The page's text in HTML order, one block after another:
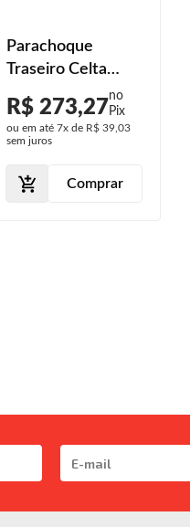
Parachoque
Traseiro Celta
2007 2008 2009
2010 2011 2012
2013 2014 2015
R$ 273,27
ou em até 7x de R$ 39,03
sem juros
Comprar